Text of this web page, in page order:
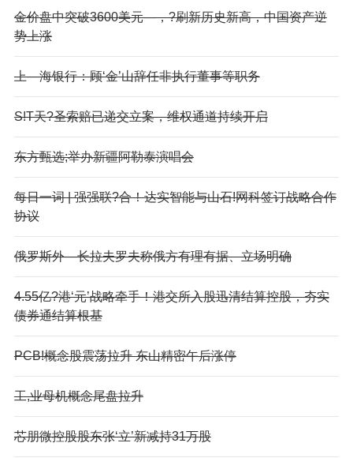
金价盘中突破3600美元—，?刷新历史新高，中国资产逆
势上涨
上—海银行：顾‘金’山辞任非执行董事等职务
S!T天?圣索赔已递交立案，维权通道持续开启
东方甄选;举办新疆阿勒泰演唱会
每日一词 | 强强联?合！达实智能与山石!网科签订战略合作
协议
俄罗斯外—长拉夫罗夫称俄方有理有据、立场明确
4.55亿?港‘元’战略牵手！港交所入股迅清结算控股，夯实
债券通结算根基
PCB!概念股震荡拉升 东山精密午后涨停
工,业母机概念尾盘拉升
芯朋微控股股东张‘立’新减持31万股